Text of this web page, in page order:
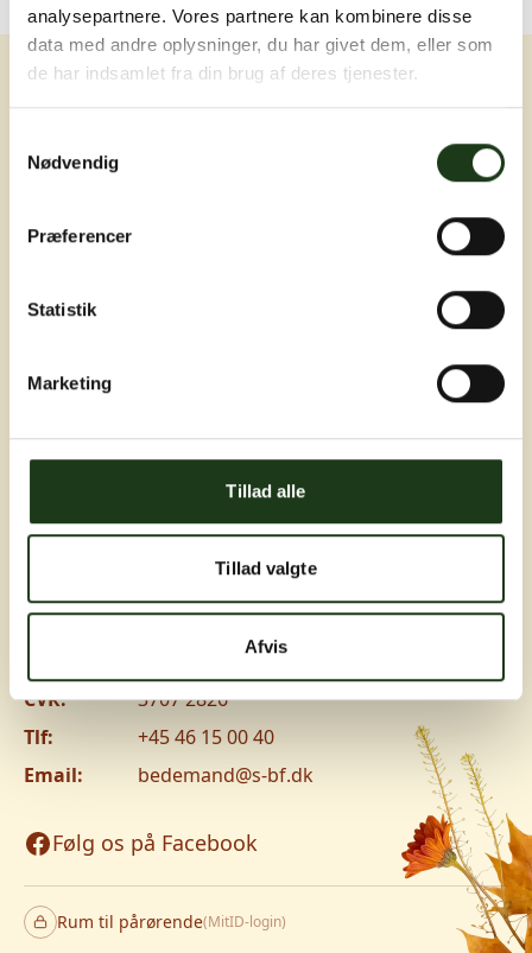
analysepartnere. Vores partnere kan kombinere disse
data med andre oplysninger, du har givet dem, eller som
de har indsamlet fra din brug af deres tjenester.
Nødvendig
Præferencer
Statistik
Marketing
Tillad alle
Tillad valgte
Afvis
Erfaring, nærvær og omsorg ved livets
Adresser
Jyllingevej 8, 2720 Vanløse
CVR:
3707 2826
Tlf:
+45 46 15 00 40
Email:
bedemand@s-bf.dk
Følg os på Facebook
Rum til pårørende(MitID-login)